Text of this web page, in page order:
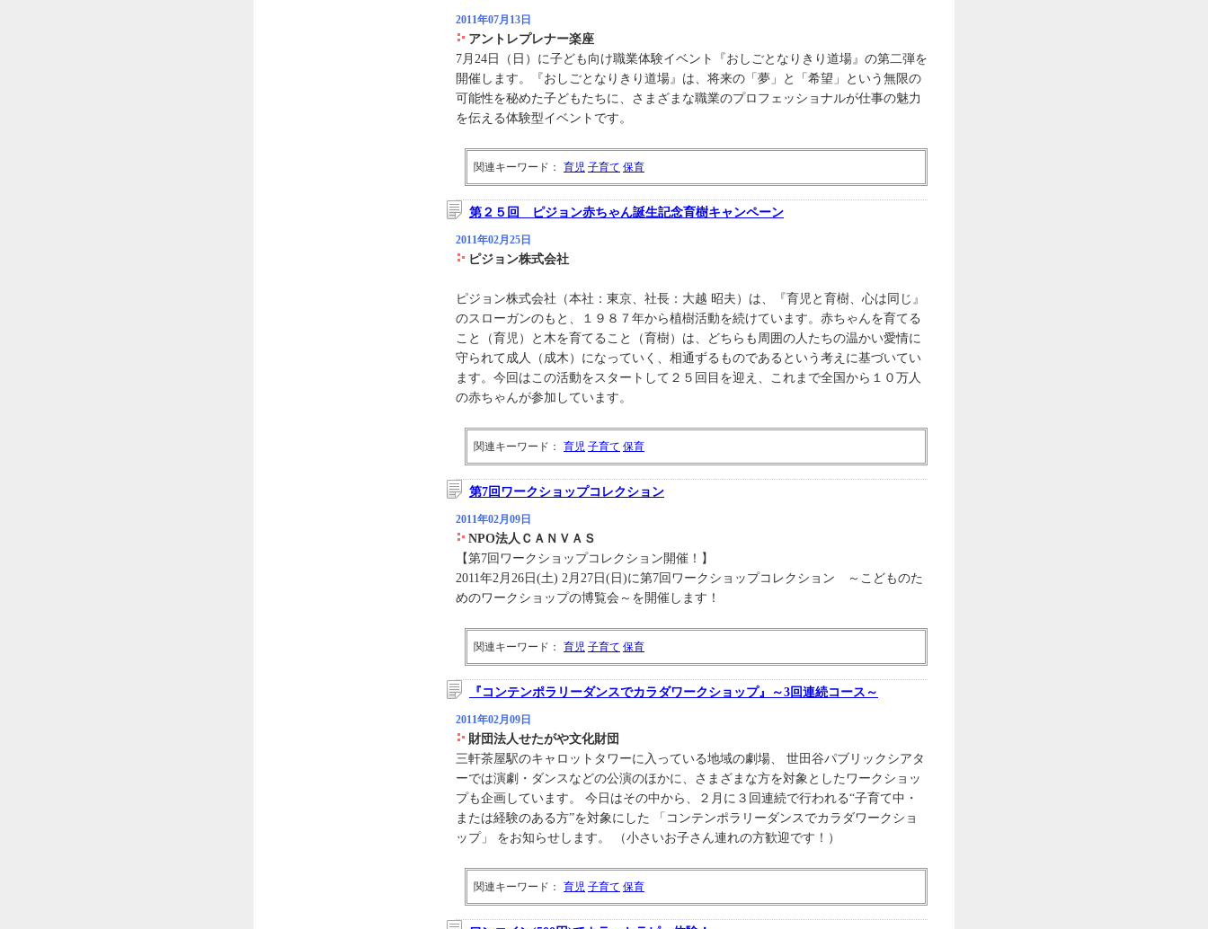
2011年07月13日
アントレプレナー楽座
7月24日（日）に子ども向け職業体験イベント『おしごとなりきり道場』の第二弾を
開催します。『おしごとなりきり道場』は、将来の「夢」と「希望」という無限の
可能性を秘めた子どもたちに、さまざまな職業のプロフェッショナルが仕事の魅力
を伝える体験型イベントです。
関連キーワード： 育児 子育て 保育
第２５回 ピジョン赤ちゃん誕生記念育樹キャンペーン
2011年02月25日
ピジョン株式会社
ピジョン株式会社（本社：東京、社長：大越 昭夫）は、『育児と育樹、心は同じ』
のスローガンのもと、１９８７年から植樹活動を続けています。赤ちゃんを育てる
こと（育児）と木を育てること（育樹）は、どちらも周囲の人たちの温かい愛情に
守られて成人（成木）になっていく、相通ずるものであるという考えに基づいてい
ます。今回はこの活動をスタートして２５回目を迎え、これまで全国から１０万人
の赤ちゃんが参加しています。
関連キーワード： 育児 子育て 保育
第7回ワークショップコレクション
2011年02月09日
NPO法人ＣＡＮＶＡＳ
【第7回ワークショップコレクション開催！】
2011年2月26日(土) 2月27日(日)に第7回ワークショップコレクション ～こどものた
めのワークショップの博覧会～を開催します！
関連キーワード： 育児 子育て 保育
『コンテンポラリーダンスでカラダワークショップ』～3回連続コース～
2011年02月09日
財団法人せたがや文化財団
三軒茶屋駅のキャロットタワーに入っている地域の劇場、 世田谷パブリックシアタ
ーでは演劇・ダンスなどの公演のほかに、さまざまな方を対象としたワークショッ
プも企画しています。 今日はその中から、２月に３回連続で行われる“子育て中・
または経験のある方”を対象にした 「コンテンポラリーダンスでカラダワークショ
ップ」 をお知らせします。 （小さいお子さん連れの方歓迎です！）
関連キーワード： 育児 子育て 保育